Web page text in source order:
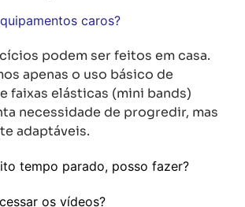
caros?
podem ser feitos em casa.
apenas o uso básico de
faixas elásticas (mini bands)
necessidade de progredir, mas
adaptáveis.
tempo parado, posso fazer?
os vídeos?